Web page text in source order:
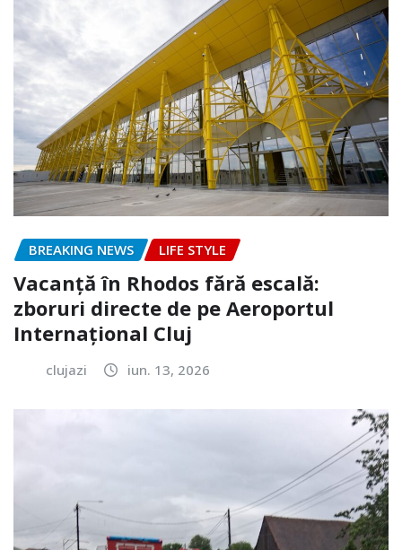
BREAKING NEWS LIFE STYLE
Vacanță în Rhodos fără escală:
zboruri directe de pe Aeroportul
Internațional Cluj
clujazi iun. 13, 2026